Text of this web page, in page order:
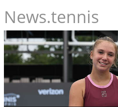
News.tennis